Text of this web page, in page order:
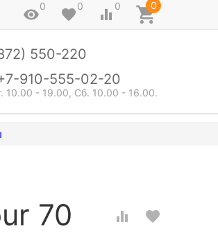
0 0 0 0
550-220
910-555-02-20
10.00 - 19.00, Сб. 10.00 - 16.00.
70